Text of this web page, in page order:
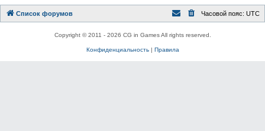
Список форумов Часовой пояс: UTC
Copyright © 2011 - 2026 CG in Games All rights reserved.
Конфиденциальность| Правила